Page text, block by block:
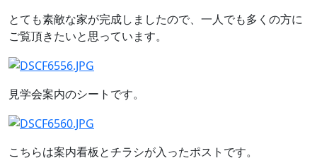
とても素敵な家が完成しましたので、一人でも多くの方に
ご覧頂きたいと思っています。
見学会案内のシートです。
こちらは案内看板とチラシが入ったポストです。